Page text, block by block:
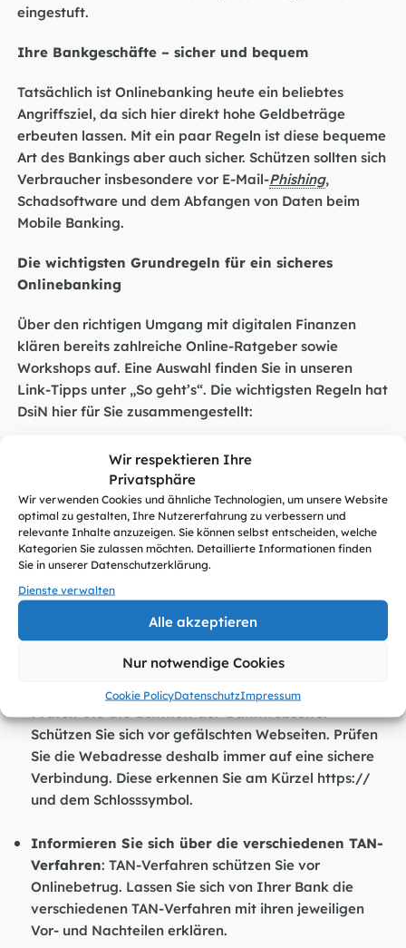
Wir respektieren Ihre
Privatsphäre
Wir verwenden Cookies und ähnliche Technologien, um unsere Website
optimal zu gestalten, Ihre Nutzererfahrung zu verbessern und
relevante Inhalte anzuzeigen. Sie können selbst entscheiden, welche
Kategorien Sie zulassen möchten. Detaillierte Informationen finden
Sie in unserer Datenschutzerklärung.
Dienste verwalten
Alle akzeptieren
Nur notwendige Cookies
Cookie PolicyDatenschutzImpressum
eingestuft.
Ihre Bankgeschäfte – sicher und bequem
Tatsächlich ist Onlinebanking heute ein beliebtes
Angriffsziel, da sich hier direkt hohe Geldbeträge
erbeuten lassen. Mit ein paar Regeln ist diese bequeme
Art des Bankings aber auch sicher. Schützen sollten sich
Verbraucher insbesondere vor E-Mail-Phishing,
Schadsoftware und dem Abfangen von Daten beim
Mobile Banking.
Die wichtigsten Grundregeln für ein sicheres
Onlinebanking
Über den richtigen Umgang mit digitalen Finanzen
klären bereits zahlreiche Online-Ratgeber sowie
Workshops auf. Eine Auswahl finden Sie in unseren
Link-Tipps unter „So geht’s“. Die wichtigsten Regeln hat
DsiN hier für Sie zusammengestellt:
Schützen Sie Ihren Onlinezugang
ein sicheres Passwort, das Sie ausschließlich für Ihren
Onlinebanking-Account verwenden. Verwahren Sie
die Zugangsdaten an einem sicheren Ort und geben
Sie niemals PIN oder Passwort weiter. Loggen Sie
sich am Ende jeder Sitzung manuell aus.
Schützen Sie sich vor E-Mail-Phishing:Ihre Bank
wird Sie niemals per E-Mail dazu auffordern,
vertrauliche Daten preiszugeben. Löschen Sie solche
Mails umgehend.
Schützen Sie sich vor gefälschten Webseiten. Prüfen
Sie die Webadresse deshalb immer auf eine sichere
Verbindung. Diese erkennen Sie am Kürzel https://
und dem Schlosssymbol.
Informieren Sie sich über die verschiedenen TAN-
Verfahren: TAN-Verfahren schützen Sie vor
Onlinebetrug. Lassen Sie sich von Ihrer Bank die
verschiedenen TAN-Verfahren mit ihren jeweiligen
Vor- und Nachteilen erklären.